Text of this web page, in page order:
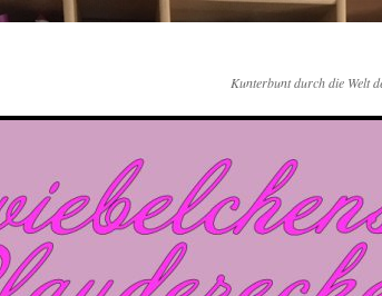
Kunterbunt durch die Welt